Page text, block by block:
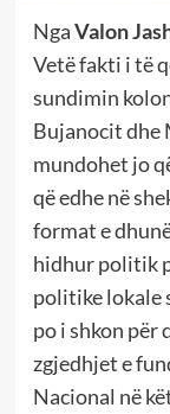
NgaValon
Vetë fakti i të
sundimin
Bujanocit dhe
mundohet jo
që edhe në
format e
hidhur politik
politike lokale
po i shkon për
zgjedhjet e
Nacional në